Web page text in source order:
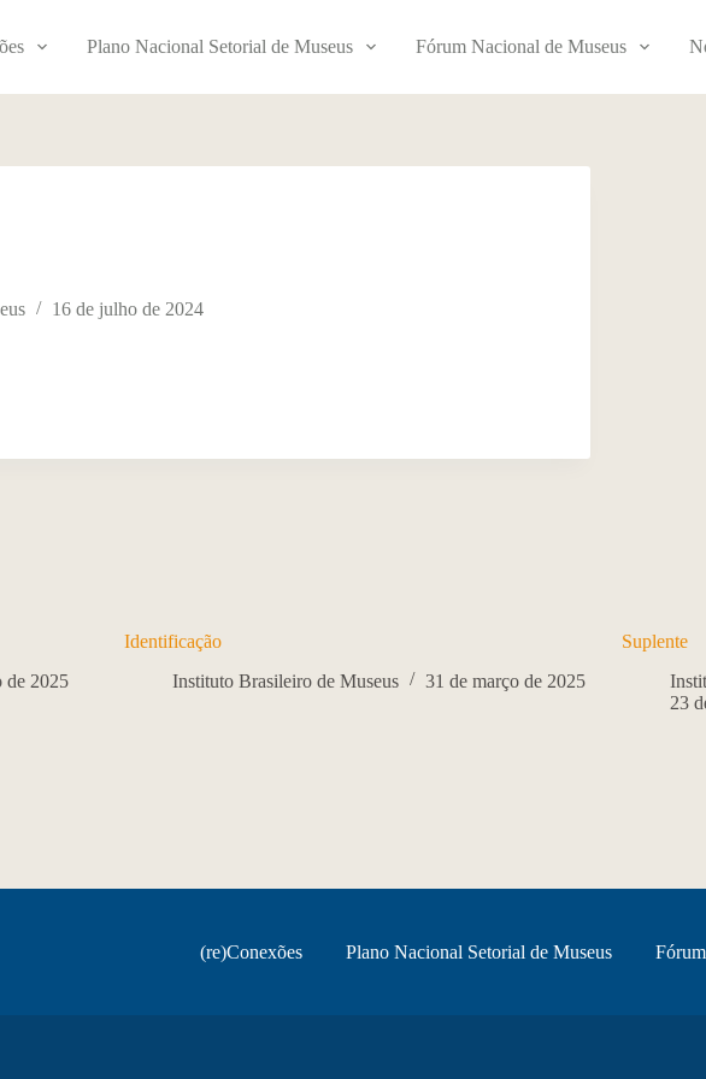
Plano Nacional Setorial de Museus Fórum Nacional de Museus
16 de julho de 2024
de 2025
Identificação
Instituto Brasileiro de Museus
31 de março de 2025
Suplente
23
(re)Conexões Plano Nacional Setorial de Museus